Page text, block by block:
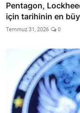
Pentagon,
için tarihinin en
Temmuz 31, 2026 0